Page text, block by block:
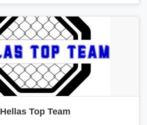
Hellas Top Team